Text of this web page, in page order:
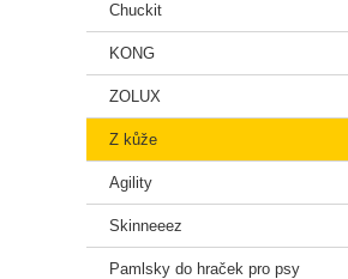
Chuckit
KONG
ZOLUX
Z kůže
Agility
Skinneeez
Pamlsky do hraček pro psy